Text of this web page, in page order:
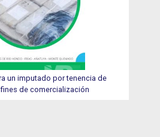
un imputado por tenencia de
de comercialización